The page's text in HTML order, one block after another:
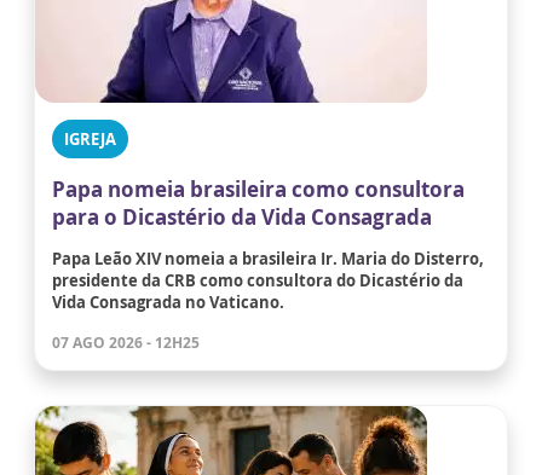
IGREJA
Papa nomeia brasileira como consultora
para o Dicastério da Vida Consagrada
Papa Leão XIV nomeia a brasileira Ir. Maria do Disterro,
presidente da CRB como consultora do Dicastério da
Vida Consagrada no Vaticano.
07 AGO 2026 - 12H25